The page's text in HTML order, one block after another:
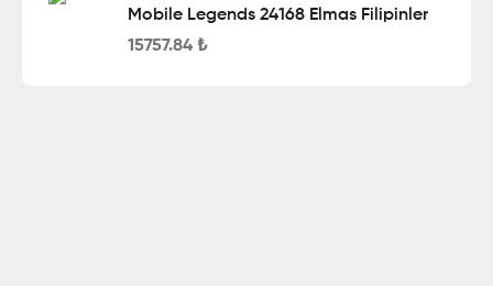
Mobile Legends 24168 Elmas Filipinler
15757.84 ₺